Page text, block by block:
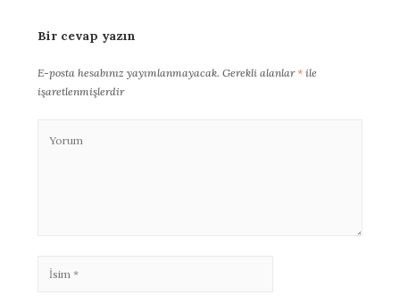
Bir cevap yazın
E-posta hesabınız yayımlanmayacak. Gerekli alanlar* ile
işaretlenmişlerdir